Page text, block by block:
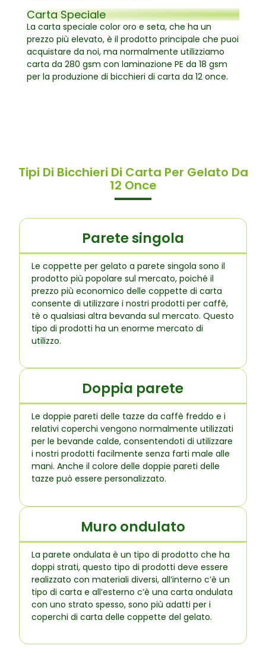
Carta Speciale
La carta speciale color oro e seta, che ha un
prezzo più elevato, è il prodotto principale che puoi
acquistare da noi, ma normalmente utilizziamo
carta da 280 gsm con laminazione PE da 18 gsm
per la produzione di bicchieri di carta da 12 once.
Tipi Di Bicchieri Di Carta Per Gelato Da
12 Once
Parete singola
Le coppette per gelato a parete singola sono il
prodotto più popolare sul mercato, poiché il
prezzo più economico delle coppette di carta
consente di utilizzare i nostri prodotti per caffè,
tè o qualsiasi altra bevanda sul mercato. Questo
tipo di prodotti ha un enorme mercato di
utilizzo.
Doppia parete
Le doppie pareti delle tazze da caffè freddo e i
relativi coperchi vengono normalmente utilizzati
per le bevande calde, consentendoti di utilizzare
i nostri prodotti facilmente senza farti male alle
mani. Anche il colore delle doppie pareti delle
tazze può essere personalizzato.
Muro ondulato
La parete ondulata è un tipo di prodotto che ha
doppi strati, questo tipo di prodotti deve essere
realizzato con materiali diversi, all’interno c’è un
tipo di carta e all’esterno c’è una carta ondulata
con uno strato spesso, sono più adatti per i
coperchi di carta delle coppette del gelato.